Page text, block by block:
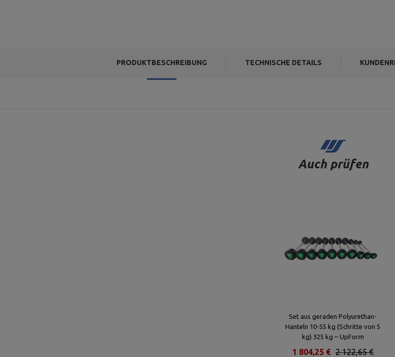
PRODUKTBESCHREIBUNG TECHNISCHE DETAILS
Auch prüfen
Set aus geraden Polyurethan-
Hanteln 10-55 kg (Schritte von 5
kg) 325 kg – UpForm
2 122,65 €
1 804,25 €